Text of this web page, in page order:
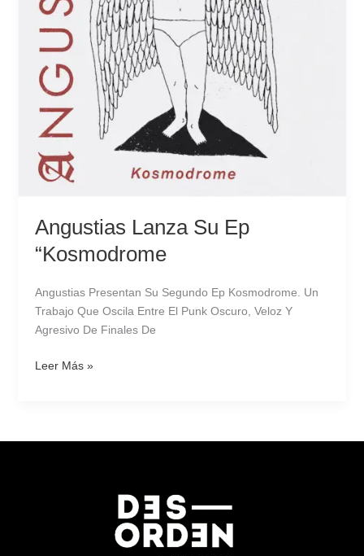
Angustias Lanza Su Ep
“Kosmodrome
Angustias Presentan Su Segundo Ep Kosmodrome. Un
Trabajo Que Oscila Entre El Punk Oscuro, Veloz Y
Agresivo De Finales De
Leer Más »